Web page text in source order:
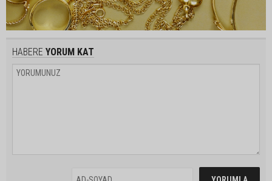
HABERE YORUM KAT